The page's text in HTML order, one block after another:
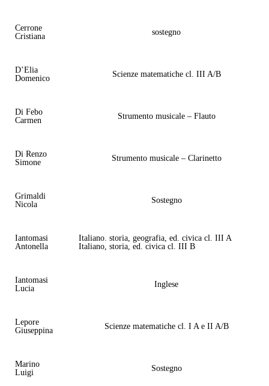
Cerrone
Cristiana
sostegno
D’Elia
Domenico
Scienze matematiche cl. III A/B
Di Febo
Carmen
Strumento musicale – Flauto
Di Renzo
Simone
Strumento musicale – Clarinetto
Grimaldi
Nicola
Sostegno
Iantomasi
Antonella
Italiano. storia, geografia, ed. civica cl. III A
Italiano, storia, ed. civica cl. III B
Iantomasi
Lucia
Inglese
Lepore
Giuseppina
Scienze matematiche cl. I A e II A/B
Marino
Luigi
Sostegno